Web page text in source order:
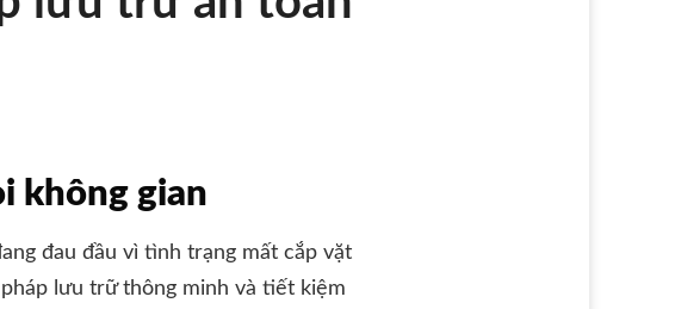
không gian
đau đầu vì tình trạng mất cắp vặt
lưu trữ thông minh và tiết kiệm